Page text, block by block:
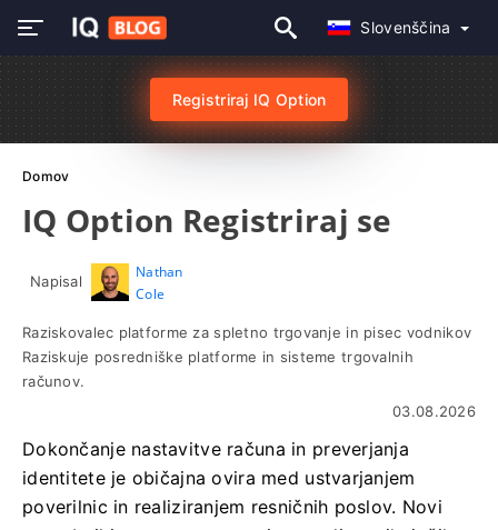
Slovenščina
Registriraj IQ Option
Domov
IQ Option Registriraj se
Napisal
Nathan
Cole
Raziskovalec platforme za spletno trgovanje in pisec vodnikov
Raziskuje posredniške platforme in sisteme trgovalnih
računov.
03.08.2026
Dokončanje nastavitve računa in preverjanja
identitete je običajna ovira med ustvarjanjem
poverilnic in realiziranjem resničnih poslov. Novi